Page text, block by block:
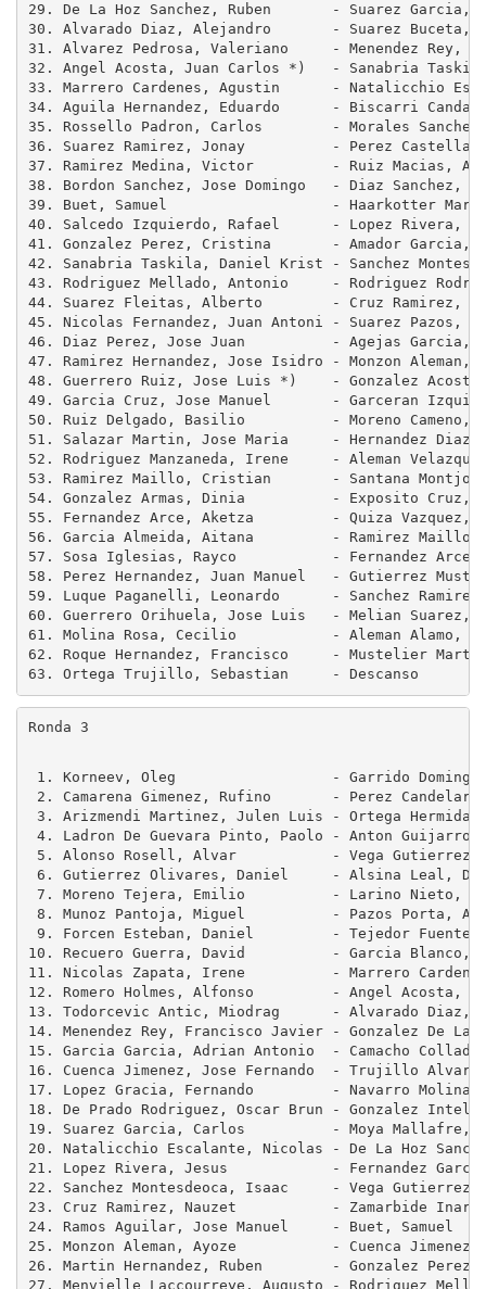
29. De La Hoz Sanchez, Ruben       - Suarez
30. Alvarado Diaz, Alejandro       - Suarez Buceta,
31. Alvarez Pedrosa, Valeriano     - Menendez Rey,
32. Angel Acosta, Juan Carlos *)   - Sanabria
33. Marrero Cardenes, Agustin      - Natalicchio
34. Aguila Hernandez, Eduardo      - Biscarri
35. Rossello Padron, Carlos        - Morales
36. Suarez Ramirez, Jonay          - Perez
37. Ramirez Medina, Victor         - Ruiz Macias,
38. Bordon Sanchez, Jose Domingo   - Diaz Sanchez,
39. Buet, Samuel                   - Haarkotter
40. Salcedo Izquierdo, Rafael      - Lopez
41. Gonzalez Perez, Cristina       - Amador
42. Sanabria Taskila, Daniel Krist - Sanchez
43. Rodriguez Mellado, Antonio     - Rodriguez
44. Suarez Fleitas, Alberto        - Cruz Ramirez,
45. Nicolas Fernandez, Juan Antoni - Suarez
46. Diaz Perez, Jose Juan          - Agejas
47. Ramirez Hernandez, Jose Isidro - Monzon
48. Guerrero Ruiz, Jose Luis *)    - Gonzalez
49. Garcia Cruz, Jose Manuel       - Garceran
50. Ruiz Delgado, Basilio          - Moreno Cameno,
51. Salazar Martin, Jose Maria     - Hernandez
52. Rodriguez Manzaneda, Irene     - Aleman
53. Ramirez Maillo, Cristian       - Santana
54. Gonzalez Armas, Dinia          - Exposito
55. Fernandez Arce, Aketza         - Quiza
56. Garcia Almeida, Aitana         - Ramirez Maillo,
57. Sosa Iglesias, Rayco           - Fernandez
58. Perez Hernandez, Juan Manuel   - Gutierrez
59. Luque Paganelli, Leonardo      - Sanchez
60. Guerrero Orihuela, Jose Luis   - Melian
61. Molina Rosa, Cecilio           - Aleman
62. Roque Hernandez, Francisco     - Mustelier
Ronda 3
1. Korneev, Oleg                  - Garrido
2. Camarena Gimenez, Rufino       - Perez
3. Arizmendi Martinez, Julen Luis - Ortega
4. Ladron De Guevara Pinto, Paolo - Anton
5. Alonso Rosell, Alvar           - Vega
6. Gutierrez Olivares, Daniel     - Alsina Leal,
7. Moreno Tejera, Emilio          - Larino Nieto,
8. Munoz Pantoja, Miguel          - Pazos Porta,
9. Forcen Esteban, Daniel         - Tejedor
10. Recuero Guerra, David          - Garcia
11. Nicolas Zapata, Irene          - Marrero
12. Romero Holmes, Alfonso         - Angel Acosta,
13. Todorcevic Antic, Miodrag      - Alvarado
14. Menendez Rey, Francisco Javier - Gonzalez De
15. Garcia Garcia, Adrian Antonio  - Camacho
16. Cuenca Jimenez, Jose Fernando  - Trujillo
17. Lopez Gracia, Fernando         - Navarro
18. De Prado Rodriguez, Oscar Brun - Gonzalez
19. Suarez Garcia, Carlos          - Moya
20. Natalicchio Escalante, Nicolas - De La Hoz
21. Lopez Rivera, Jesus            - Fernandez
22. Sanchez Montesdeoca, Isaac     - Vega
23. Cruz Ramirez, Nauzet           - Zamarbide
24. Ramos Aguilar, Jose Manuel     - Buet,
25. Monzon Aleman, Ayoze           - Cuenca
26. Martin Hernandez, Ruben        - Gonzalez
27. Menvielle Laccourreye, Augusto - Rodriguez